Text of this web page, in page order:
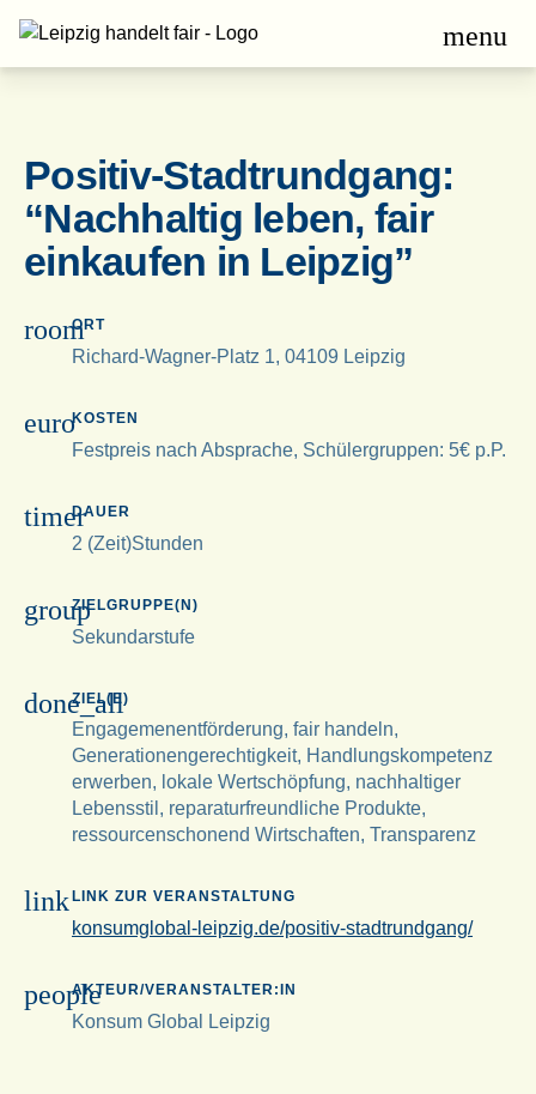
menu
Positiv-Stadtrundgang:
“Nachhaltig leben, fair
einkaufen in Leipzig”
roomORT
Richard-Wagner-Platz 1, 04109 Leipzig
euroKOSTEN
Festpreis nach Absprache, Schülergruppen: 5€ p.P.
timerDAUER
2 (Zeit)Stunden
groupZIELGRUPPE(N)
Sekundarstufe
done_all
ZIEL(E)
Engagemenentförderung, fair handeln,
Generationengerechtigkeit, Handlungskompetenz
erwerben, lokale Wertschöpfung, nachhaltiger
Lebensstil, reparaturfreundliche Produkte,
ressourcenschonend Wirtschaften, Transparenz
link LINK ZUR VERANSTALTUNG
konsumglobal-leipzig.de/positiv-stadtrundgang/
peopleAKTEUR/VERANSTALTER:IN
Konsum Global Leipzig